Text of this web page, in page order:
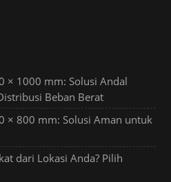
× 1000 mm: Solusi Andal
Beban Berat
× 800 mm: Solusi Aman untuk
dari Lokasi Anda? Pilih